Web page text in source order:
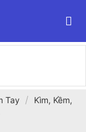
Tay /
Kìm, Kềm,